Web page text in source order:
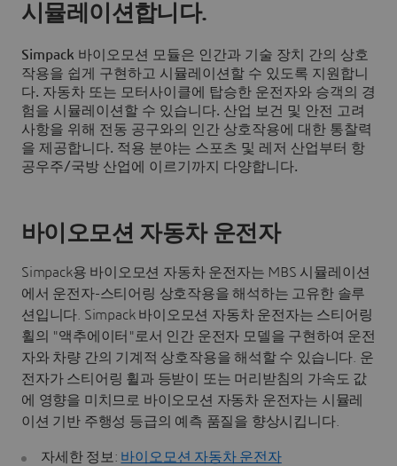
시뮬레이션합니다.
Simpack 바이오모션 모듈은 인간과 기술 장치 간의 상호
작용을 쉽게 구현하고 시뮬레이션할 수 있도록 지원합니
다. 자동차 또는 모터사이클에 탑승한 운전자와 승객의 경
험을 시뮬레이션할 수 있습니다. 산업 보건 및 안전 고려
사항을 위해 전동 공구와의 인간 상호작용에 대한 통찰력
을 제공합니다. 적용 분야는 스포츠 및 레저 산업부터 항
공우주/국방 산업에 이르기까지 다양합니다.
바이오모션 자동차 운전자
Simpack용 바이오모션 자동차 운전자는 MBS 시뮬레이션
에서 운전자-스티어링 상호작용을 해석하는 고유한 솔루
션입니다. Simpack 바이오모션 자동차 운전자는 스티어링
휠의 "액추에이터"로서 인간 운전자 모델을 구현하여 운전
자와 차량 간의 기계적 상호작용을 해석할 수 있습니다. 운
전자가 스티어링 휠과 등받이 또는 머리받침의 가속도 값
에 영향을 미치므로 바이오모션 자동차 운전자는 시뮬레
이션 기반 주행성 등급의 예측 품질을 향상시킵니다.
자세한 정보: 바이오모션 자동차 운전자